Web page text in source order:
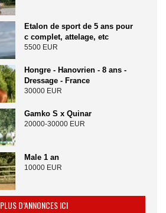
Etalon de sport de 5 ans pour
c complet, attelage, etc
5500 EUR
Hongre - Hanovrien - 8 ans -
Dressage - France
30000 EUR
Gamko S x Quinar
20000-30000 EUR
Male 1 an
10000 EUR
PLUS D’ANNONCES ICI